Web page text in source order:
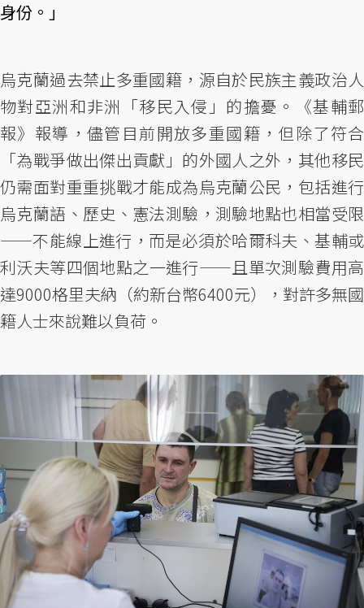
身份。」
烏克蘭過去禁止多重國籍，源自於民族主義政治人
物對亞洲和非洲「移民入侵」的擔憂。《基輔郵
報》報導，儘管目前開放多重國籍，但除了符合
「為戰爭做出傑出貢獻」的外國人之外，其他移民
仍需面對重重挑戰才能成為烏克蘭公民，包括進行
烏克蘭語、歷史、憲法測驗，測驗地點也相當受限
——不能線上進行，而是必須於哈爾科夫、基輔或
利沃夫等四個地點之一進行——且單次測驗費用高
達9000格里夫納（約新台幣6400元），對許多無國
籍人士來說難以負荷。